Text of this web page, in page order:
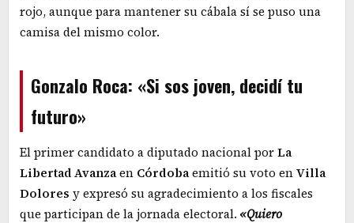
rojo, aunque para mantener su cábala sí se puso una
camisa del mismo color.
Gonzalo Roca: «Si sos joven, decidí tu
futuro»
El primer candidato a diputado nacional porLa
Libertad Avanzaen Córdobaemitió su voto enVilla
Dolores y expresó su agradecimiento a los fiscales
que participan de la jornada electoral. «Quiero